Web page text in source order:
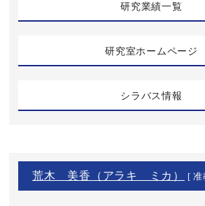
研究業績一覧
研究室ホームページ
シラバス情報
荒木 美香（アラキ ミカ） [ 准